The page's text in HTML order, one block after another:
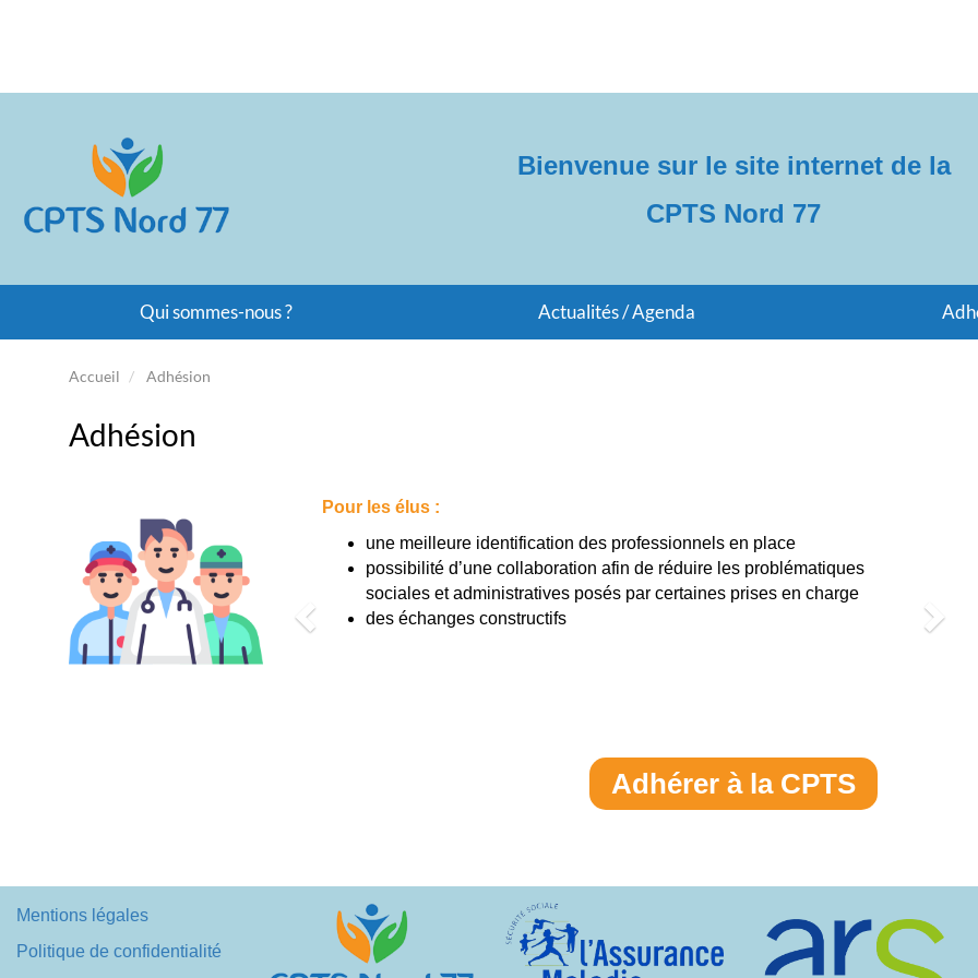
Bienvenue sur le site internet de la
CPTS Nord 77
Qui sommes-nous ? Actualités / Agenda
Accueil Adhésion
Adhésion
aux nouveaux outils ( pour le
grâce aux rencontres
Pour les élus :
une meilleure identification des professionnels en place
possibilité d’une collaboration afin de réduire les problématiques
sociales et administratives posés par certaines prises en charge
des échanges constructifs
Pour
Previous
Adhérer à la CPTS
Mentions légales
Politique de confidentialité